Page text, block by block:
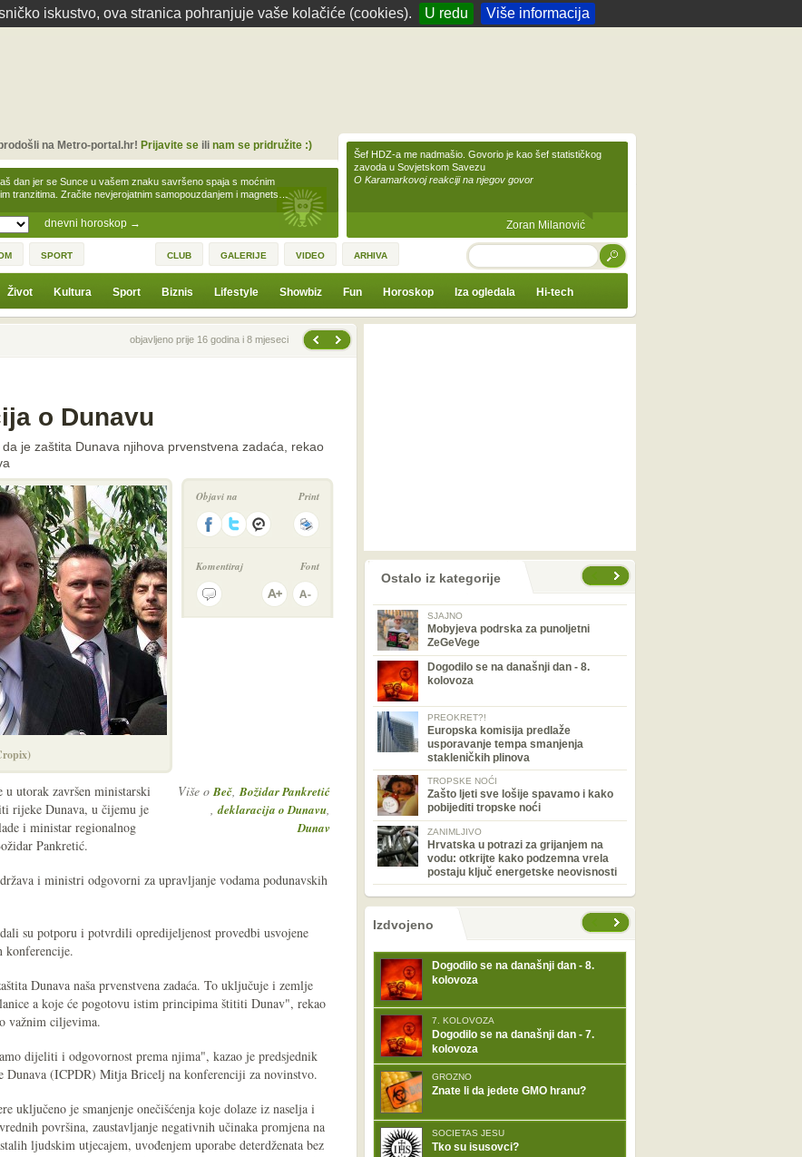
iskustvo, ova stranica pohranjuje vaše kolačiće (cookies). U redu Više informacija
dnevni horoskop →
dan jer se Sunce u vašem znaku savršeno spaja s moćnim
tranzitima. Zračite nevjerojatnim samopouzdanjem i magnets…
na Metro-portal.hr! Prijavite seili nam se pridružite :)
Šef HDZ-a me nadmašio. Govorio je kao šef statističkog
zavoda u Sovjetskom Savezu
O Karamarkovoj reakciji na njegov govor
Zoran Milanović
SPORT CLUB GALERIJE VIDEO ARHIVA TRAŽI
Život Kultura Sport Biznis Lifestyle Showbiz Fun Horoskop Iza ogledala Hi-tech
Prethodna vijestobjavljeno prije 16 godina i 8 mjeseci
o Dunavu
je zaštita Dunava njihova prvenstvena zadaća, rekao
Objavi na Print
Komentiraj Font
Više oBeč,Božidar Pankretić
,deklaracija o Dunavu,
Dunav
u utorak završen ministarski
rijeke Dunava, u čijemu je
i ministar regionalnog
Pankretić.
i ministri odgovorni za upravljanje vodama podunavskih
su potporu i potvrdili opredijeljenost provedbi usvojene
konferencije.
Dunava naša prvenstvena zadaća. To uključuje i zemlje
a koje će pogotovu istim principima štititi Dunav", rekao
važnim ciljevima.
dijeliti i odgovornost prema njima", kazao je predsjednik
Dunava (ICPDR) Mitja Bricelj na konferenciji za novinstvo.
uključeno je smanjenje onečišćenja koje dolaze iz naselja i
površina, zaustavljanje negativnih učinaka promjena na
ljudskim utjecajem, uvođenjem uporabe deterdženata bez
prethodno Ostalo iz kategorije
SJAJNO
Mobyjeva podrska za punoljetni
ZeGeVege
Dogodilo se na današnji dan - 8.
kolovoza
PREOKRET?!
Europska komisija predlaže
usporavanje tempa smanjenja
stakleničkih plinova
TROPSKE NOĆI
Zašto ljeti sve lošije spavamo i kako
pobijediti tropske noći
ZANIMLJIVO
Hrvatska u potrazi za grijanjem na
vodu: otkrijte kako podzemna vrela
postaju ključ energetske neovisnosti
nema prethodne stranice
sljedećeIzdvojeno
Dogodilo se na današnji dan - 8.
kolovoza
7. KOLOVOZA
Dogodilo se na današnji dan - 7.
kolovoza
GROZNO
Znate li da jedete GMO hranu?
SOCIETAS JESU
Tko su isusovci?